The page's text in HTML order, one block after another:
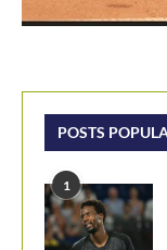
POSTS
1